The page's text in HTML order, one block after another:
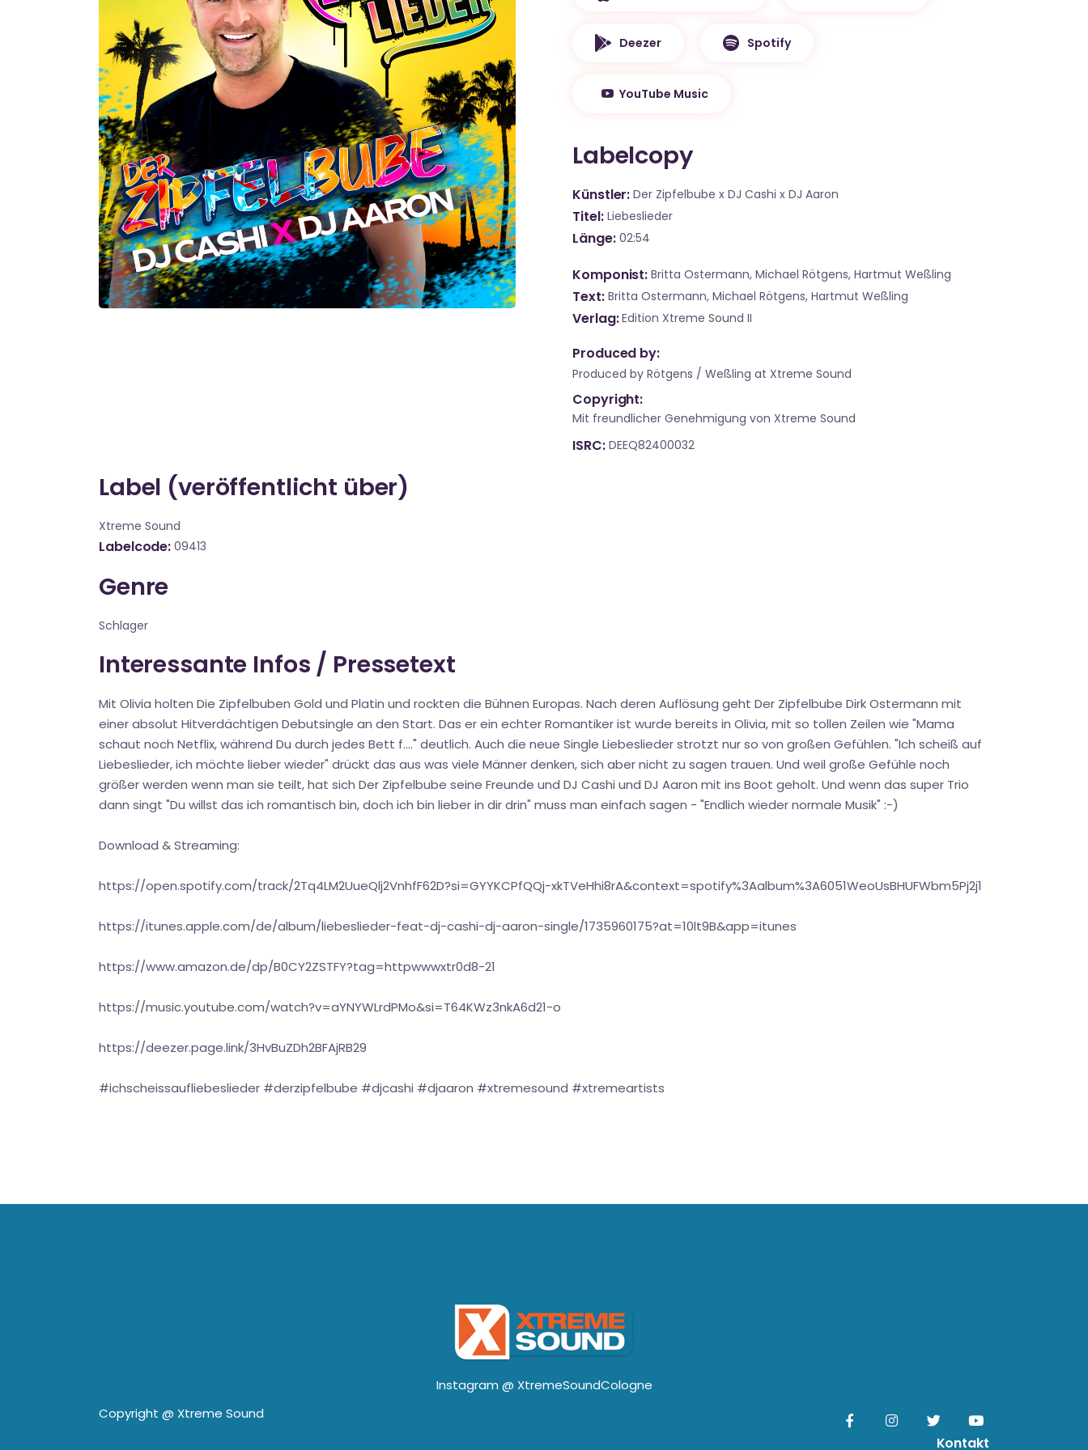
Deezer Spotify
YouTube Music
Labelcopy
Künstler Der Zipfelbube x DJ Cashi x DJ Aaron
Titel Liebeslieder
Länge 02:54
Komponist Britta Ostermann, Michael Rötgens, Hartmut Weßling
Text Britta Ostermann, Michael Rötgens, Hartmut Weßling
Verlag Edition Xtreme Sound II
Produced by:
Produced by Rötgens / Weßling at Xtreme Sound
Copyright:
Mit freundlicher Genehmigung von Xtreme Sound
ISRC DEEQ82400032
Label (veröffentlicht über)
Xtreme Sound
Labelcode 09413
Genre
Schlager
Interessante Infos / Pressetext
Mit Olivia holten Die Zipfelbuben Gold und Platin und rockten die Bühnen Europas. Nach deren Auflösung geht Der Zipfelbube Dirk Ostermann mit
einer absolut Hitverdächtigen Debutsingle an den Start. Das er ein echter Romantiker ist wurde bereits in Olivia, mit so tollen Zeilen wie "Mama
schaut noch Netflix, während Du durch jedes Bett f...." deutlich. Auch die neue Single Liebeslieder strotzt nur so von großen Gefühlen. "Ich scheiß auf
Liebeslieder, ich möchte lieber wieder" drückt das aus was viele Männer denken, sich aber nicht zu sagen trauen. Und weil große Gefühle noch
größer werden wenn man sie teilt, hat sich Der Zipfelbube seine Freunde und DJ Cashi und DJ Aaron mit ins Boot geholt. Und wenn das super Trio
dann singt "Du willst das ich romantisch bin, doch ich bin lieber in dir drin" muss man einfach sagen - "Endlich wieder normale Musik" :-)
Download & Streaming:
https://open.spotify.com/track/2Tq4LM2UueQlj2VnhfF62D?si=GYYKCPfQQj-xkTVeHhi8rA&context=spotify%3Aalbum%3A6051WeoUsBHUFWbm5Pj2j1
https://itunes.apple.com/de/album/liebeslieder-feat-dj-cashi-dj-aaron-single/1735960175?at=10lt9B&app=itunes
https://www.amazon.de/dp/B0CY2ZSTFY?tag=httpwwwxtr0d8-21
https://music.youtube.com/watch?v=aYNYWLrdPMo&si=T64KWz3nkA6d21-o
https://deezer.page.link/3HvBuZDh2BFAjRB29
#ichscheissaufliebeslieder #derzipfelbube #djcashi #djaaron #xtremesound #xtremeartists
Instagram @ XtremeSoundCologne
Copyright @ Xtreme Sound
Kontakt